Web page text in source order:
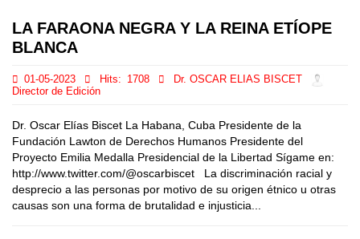
LA FARAONA NEGRA Y LA REINA ETÍOPE
BLANCA
01-05-2023 Hits: 1708
Dr. OSCAR ELIAS BISCET
Director de Edición
Dr. Oscar Elías Biscet La Habana, Cuba Presidente de la
Fundación Lawton de Derechos Humanos Presidente del
Proyecto Emilia Medalla Presidencial de la Libertad Sígame en:
http://www.twitter.com/@oscarbiscet La discriminación racial y
desprecio a las personas por motivo de su origen étnico u otras
causas son una forma de brutalidad e injusticia...